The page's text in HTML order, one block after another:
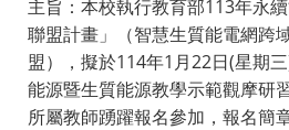
主旨：本校執行教育部113年永
聯盟計畫」（智慧生質能電網跨
盟），擬於114年1月22日(星期
能源暨生質能源教學示範觀摩研
所屬教師踴躍報名參加，報名簡